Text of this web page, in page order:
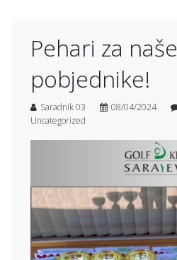
Pehari za naše
pobjednike!
Saradnik 03 08/04/2024
Uncategorized